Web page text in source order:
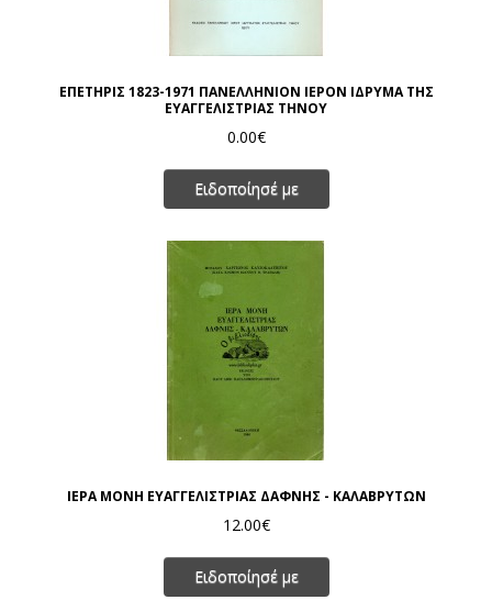
ΕΠΕΤΗΡΙΣ 1823-1971 ΠΑΝΕΛΛΗΝΙΟΝ ΙΕΡΟΝ ΙΔΡΥΜΑ ΤΗΣ
ΕΥΑΓΓΕΛΙΣΤΡΙΑΣ ΤΗΝΟΥ
0.00€
Ειδοποίησέ με
ΙΕΡΑ ΜΟΝΗ ΕΥΑΓΓΕΛΙΣΤΡΙΑΣ ΔΑΦΝΗΣ - ΚΑΛΑΒΡΥΤΩΝ
12.00€
Ειδοποίησέ με